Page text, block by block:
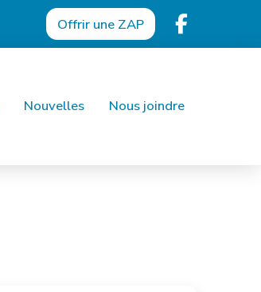
Offrir une ZAP
Nouvelles Nous joindre